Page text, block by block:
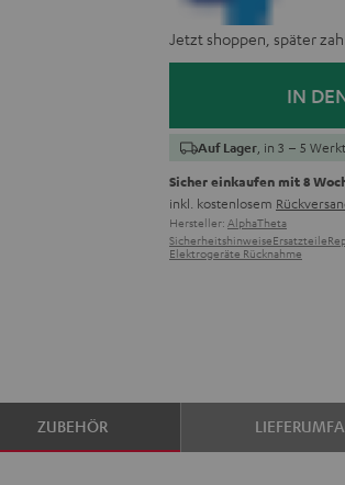
Jetzt shoppen, später
IN
Auf Lager , in 3 – 5
Sicher einkaufen mit 8
inkl. kostenlosem
Hersteller: AlphaTheta
SicherheitshinweiseErsatzteile
Elektrogeräte Rücknahme
ZUBEHÖR